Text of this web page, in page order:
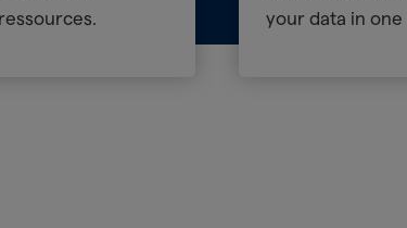
your data in one